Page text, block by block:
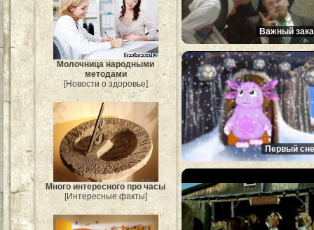
Молочница народными
методами
[Новости о здоровье]
Много интересного про часы
[Интересные факты]
Важный
Первый